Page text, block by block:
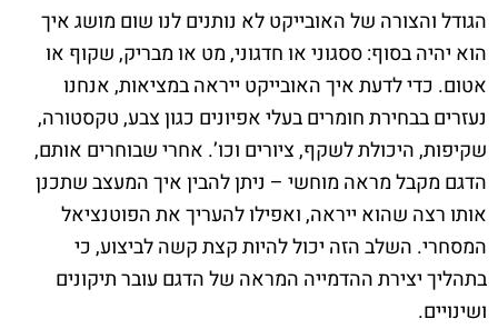
הגודל והצורה של האובייקט לא נותנים לנו שום מושג איך
הוא יהיה בסוף: ססגוני או חדגוני, מט או מבריק, שקוף או
אטום. כדי לדעת איך האובייקט ייראה במציאות, אנחנו
נעזרים בבחירת חומרים בעלי אפיונים כגון צבע, טקסטורה,
שקיפות, היכולת לשקף, ציורים וכו’. אחרי שבוחרים אותם,
הדגם מקבל מראה מוחשי – ניתן להבין איך המעצב שתכנן
אותו רצה שהוא ייראה, ואפילו להעריך את הפוטנציאל
המסחרי. השלב הזה יכול להיות קצת קשה לביצוע, כי
בתהליך יצירת ההדמייה המראה של הדגם עובר תיקונים
ושינויים.